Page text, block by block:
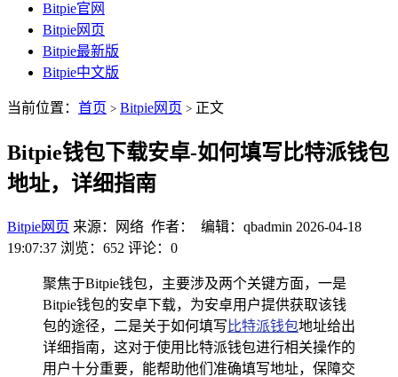
Bitpie官网
Bitpie网页
Bitpie最新版
Bitpie中文版
当前位置： 首页 > Bitpie网页 > 正文
Bitpie钱包下载安卓-如何填写比特派钱包
地址，详细指南
Bitpie网页 来源：网络 作者： 编辑：qbadmin 2026-04-18
19:07:37 浏览：652 评论：0
聚焦于Bitpie钱包，主要涉及两个关键方面，一是
Bitpie钱包的安卓下载，为安卓用户提供获取该钱
包的途径，二是关于如何填写 比特派钱包地址给出
详细指南，这对于使用比特派钱包进行相关操作的
用户十分重要，能帮助他们准确填写地址，保障交